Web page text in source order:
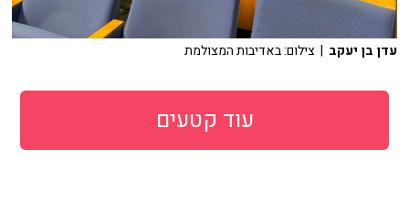
עדן בן יעקב | צילום: באדיבות המצולמת
עוד קטעים